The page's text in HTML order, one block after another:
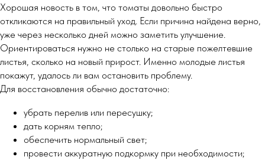
Хорошая новость в том, что томаты довольно быстро
откликаются на правильный уход. Если причина найдена верно,
уже через несколько дней можно заметить улучшение.
Ориентироваться нужно не столько на старые пожелтевшие
листья, сколько на новый прирост. Именно молодые листья
покажут, удалось ли вам остановить проблему.
Для восстановления обычно достаточно:
убрать перелив или пересушку;
дать корням тепло;
обеспечить нормальный свет;
провести аккуратную подкормку при необходимости;